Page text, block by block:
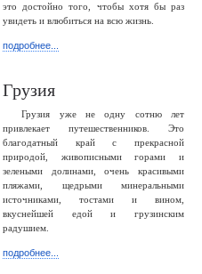
это достойно того, чтобы хотя бы раз
увидеть и влюбиться на всю жизнь.
подробнее...
Грузия
Грузия уже не одну сотню лет
привлекает путешественников. Это
благодатный край с прекрасной
природой, живописными горами и
зелеными долинами, очень красивыми
пляжами, щедрыми минеральными
источниками, тостами и вином,
вкуснейшей едой и грузинским
радушием.
подробнее...